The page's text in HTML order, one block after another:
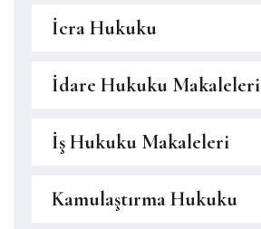
İcra Hukuku
İdare Hukuku Makaleleri
İş Hukuku Makaleleri
Kamulaştırma Hukuku